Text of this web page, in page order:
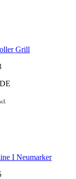
Grill
I Neumarker